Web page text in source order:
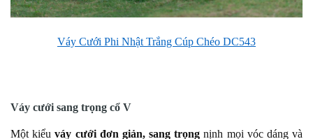
Váy Cưới Phi Nhật Trắng Cúp Chéo DC543
Váy cưới sang trọng cổ V
Một kiểuváy cưới đơn giản, sang trọng nịnh mọi vóc dáng và